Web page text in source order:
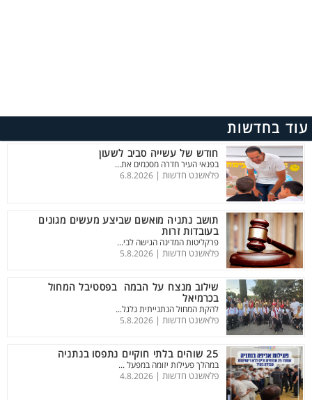
עוד בחדשות
חודש של עשייה סביב לשעון
בפנאי העיר חדרה מסכמים את...
פלאשנט חדשות | 6.8.2026
תושב נתניה מואשם שביצע מעשים מגונים
בעובדות זרות
פרקליטות המדינה הגישה לבי...
פלאשנט חדשות | 5.8.2026
שילוב מנצח על הבמה בפסטיבל המחול
בכרמיאל
להקת המחול הנתנייתית גלגל...
פלאשנט חדשות | 5.8.2026
25 שוהים בלתי חוקיים נתפסו בנתניה
במהלך פעילות יזומה במפעל ...
פלאשנט חדשות | 4.8.2026